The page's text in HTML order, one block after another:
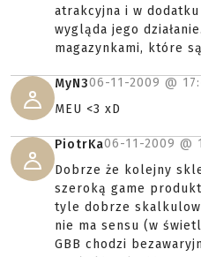
atrakcyjna i w
wygląda jego
magazynkami, które
MyN306-11-2009 @
MEU <3 xD
PiotrKa06-11-2009 @
Dobrze że kolejny
szeroką game
tyle dobrze
nie ma sensu (w
GBB chodzi